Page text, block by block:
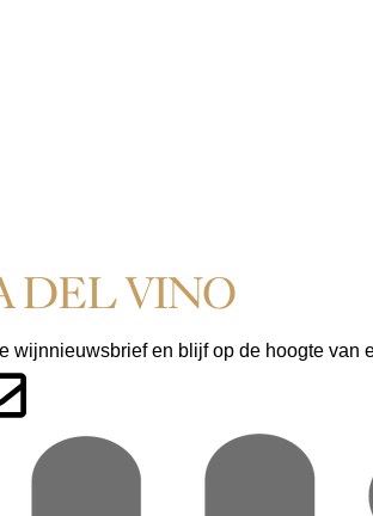
wijnnieuwsbrief en blijf op de hoogte